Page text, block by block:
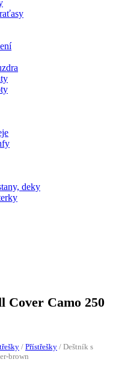
deky
Cover Camo 250
/ Přístřešky / Deštník s
brown